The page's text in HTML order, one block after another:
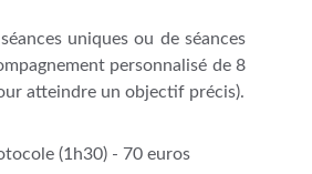
uniques ou de séances
personnalisé de 8
atteindre un objectif précis).
(1h30) - 70 euros